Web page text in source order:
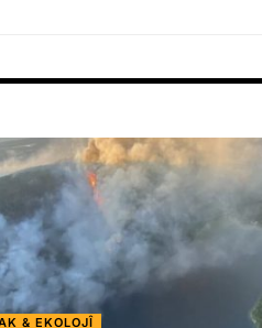
& EKOLOJÎ